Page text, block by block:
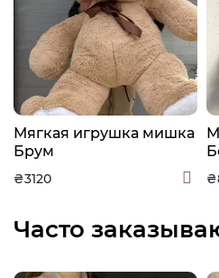
Мягкая игрушка мишка
Брум
₴3120
Часто